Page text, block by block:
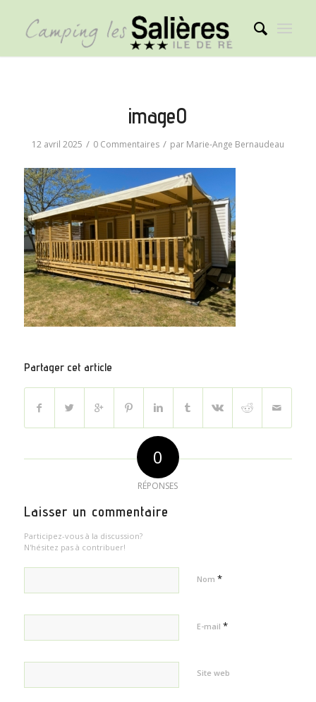
image0
12 avril 2025 / 0 Commentaires / par Marie-Ange Bernaudeau
Partager cet article
0
RÉPONSES
Laisser un commentaire
Participez-vous à la discussion?
N'hésitez pas à contribuer!
Nom *
E-mail *
Site web